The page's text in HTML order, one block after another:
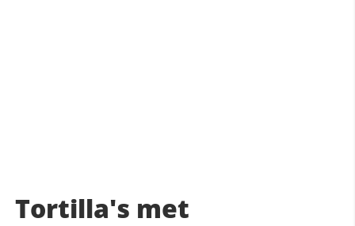
Tortilla's met